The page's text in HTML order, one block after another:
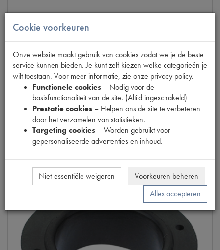
11CV 11D
LUCHTFILTER RUBBER KLEPDEKSEL
op voorraad
Productnummer 6100045
71
€ 20excl. btw)
Info
Cookie voorkeuren
Onze website maakt gebruik van cookies zodat we je de beste
service kunnen bieden. Je kunt zelf kiezen welke categorieën je
wilt toestaan. Voor meer informatie, zie onze privacy policy.
Functionele cookies – Nodig voor de
basisfunctionaliteit van de site. (Altijd ingeschakeld)
Prestatie cookies – Helpen ons de site te verbeteren
door het verzamelen van statistieken.
Targeting cookies – Worden gebruikt voor
gepersonaliseerde advertenties en inhoud.
Niet-essentiële weigeren
Voorkeuren beheren
Alles accepteren